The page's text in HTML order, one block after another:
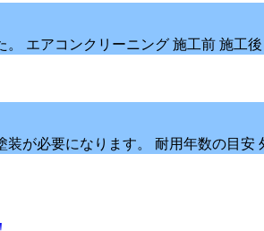
。 エアコンクリーニング 施工前 施工
装が必要になります。 耐用年数の目安